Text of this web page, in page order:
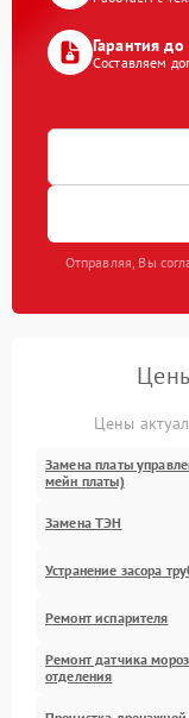
Гарантия
Составляем
Отправляя, Вы
Цены
Замена платы
мейн платы)
Замена ТЭН
Устранение засора
Ремонт испарителя
Ремонт датчика
отделения